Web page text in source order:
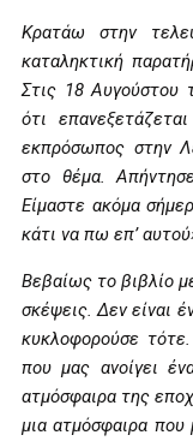
Κρατάω στην
καταληκτική
Στις 18 Αυγούστου
ότι
εκπρόσωπος στην
στο θέμα.
Είμαστε ακόμα
κάτι να πω επ’
Βεβαίως το βιβλίο
σκέψεις. Δεν είναι
κυκλοφορούσε
που μας ανοίγει
ατμόσφαιρα της
μια ατμόσφαιρα που